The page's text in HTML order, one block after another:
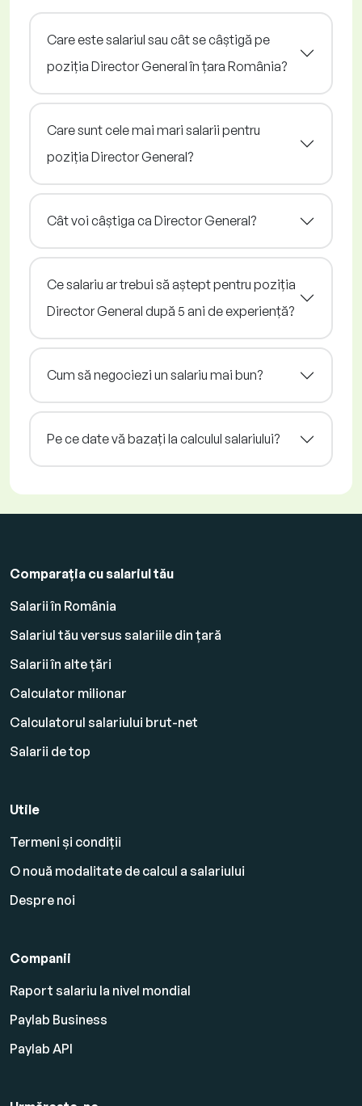
Care este salariul sau cât se câștigă pe
poziția Director General în țara România?
Care sunt cele mai mari salarii pentru
poziția Director General?
Cât voi câștiga ca Director General?
Ce salariu ar trebui să aștept pentru poziția
Director General după 5 ani de experiență?
Cum să negociezi un salariu mai bun?
Pe ce date vă bazați la calculul salariului?
Comparația cu salariul tău
Salarii în România
Salariul tău versus salariile din țară
Salarii în alte țări
Calculator milionar
Calculatorul salariului brut-net
Salarii de top
Utile
Termeni și condiții
O nouă modalitate de calcul a salariului
Despre noi
Companii
Raport salariu la nivel mondial
Paylab Business
Paylab API